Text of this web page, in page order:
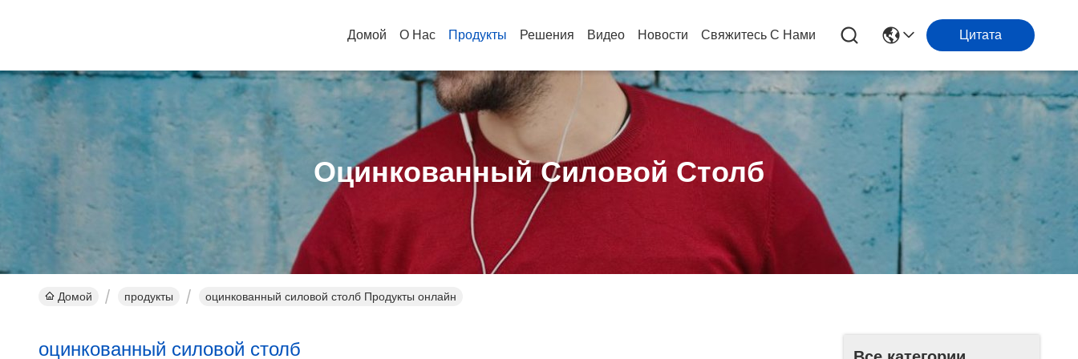
Домой О Нас Продукты Решения Видео Новости Свяжитесь С Нами Цитата
Оцинкованный Силовой Столб
Домой продукты оцинкованный силовой столб Продукты онлайн
оцинкованный силовой столб